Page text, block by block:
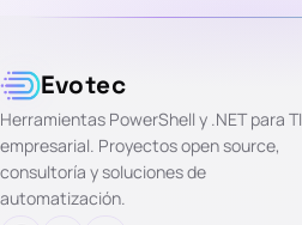
Evotec
Herramientas PowerShell y .NET para TI
empresarial. Proyectos open source,
consultoría y soluciones de
automatización.